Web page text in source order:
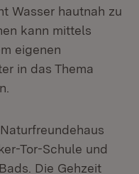
Wasser hautnah zu
kann mittels
eigenen
in das Thema
Tor-Schule und
Die Gehzeit